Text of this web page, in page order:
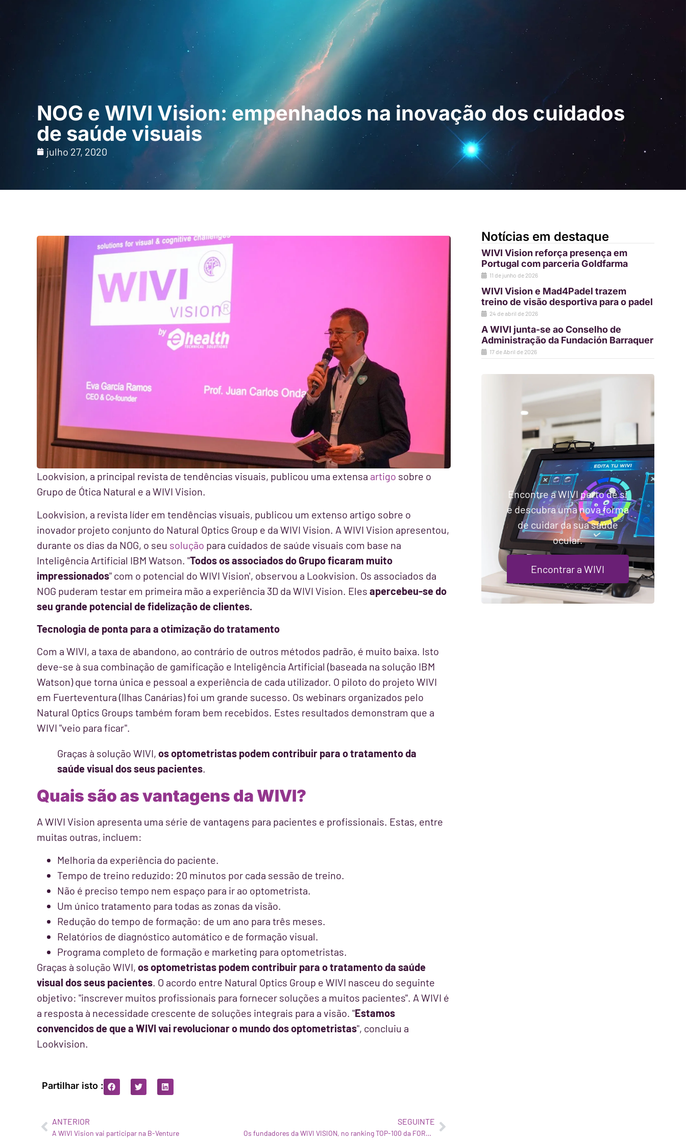
Para profissionais Para os doentes
Pedir uma
NOG e WIVI Vision: empenhados na inovação dos cuidados
de saúde visuais
julho 27, 2020
Lookvision, a principal revista de tendências visuais, publicou uma extensa artigo sobre o
Grupo de Ótica Natural e a WIVI Vision.
Lookvision, a revista líder em tendências visuais, publicou um extenso artigo sobre o
inovador projeto conjunto do Natural Optics Group e da WIVI Vision. A WIVI Vision apresentou,
durante os dias da NOG, o seu solução para cuidados de saúde visuais com base na
Inteligência Artificial IBM Watson. "Todos os associados do Grupo ficaram muito
impressionados" com o potencial do WIVI Vision', observou a Lookvision. Os associados da
NOG puderam testar em primeira mão a experiência 3D da WIVI Vision. Eles apercebeu-se do
seu grande potencial de fidelização de clientes.
Tecnologia de ponta para a otimização do tratamento
Com a WIVI, a taxa de abandono, ao contrário de outros métodos padrão, é muito baixa. Isto
deve-se à sua combinação de gamificação e Inteligência Artificial (baseada na solução IBM
Watson) que torna única e pessoal a experiência de cada utilizador. O piloto do projeto WIVI
em Fuerteventura (Ilhas Canárias) foi um grande sucesso. Os webinars organizados pelo
Natural Optics Groups também foram bem recebidos. Estes resultados demonstram que a
WIVI "veio para ficar".
Graças à solução WIVI, os optometristas podem contribuir para o tratamento da
saúde visual dos seus pacientes.
Quais são as vantagens da WIVI?
A WIVI Vision apresenta uma série de vantagens para pacientes e profissionais. Estas, entre
muitas outras, incluem:
Melhoria da experiência do paciente.
Tempo de treino reduzido: 20 minutos por cada sessão de treino.
Não é preciso tempo nem espaço para ir ao optometrista.
Um único tratamento para todas as zonas da visão.
Redução do tempo de formação: de um ano para três meses.
Relatórios de diagnóstico automático e de formação visual.
Programa completo de formação e marketing para optometristas.
Graças à solução WIVI, os optometristas podem contribuir para o tratamento da saúde
visual dos seus pacientes . O acordo entre Natural Optics Group e WIVI nasceu do seguinte
objetivo: "inscrever muitos profissionais para fornecer soluções a muitos pacientes". A WIVI é
a resposta à necessidade crescente de soluções integrais para a visão. "Estamos
convencidos de que a WIVI vai revolucionar o mundo dos optometristas", concluiu a
Lookvision.
Partilhar isto :
ANTERIOR
A WIVI Vision vai participar na B-Venture
SEGUINTE
Os fundadores da WIVI VISION, no ranking TOP-100 da FORBES ESPANHA
Notícias em destaque
WIVI Vision reforça presença em
Portugal com parceria Goldfarma
11 de junho de 2026
WIVI Vision e Mad4Padel trazem
treino de visão desportiva para o padel
24 de abril de 2026
A WIVI junta-se ao Conselho de
Administração da Fundación Barraquer
17 de Abril de 2026
Encontre a WIVI perto de si
e descubra uma nova forma
de cuidar da sua saúde
ocular.
Encontrar a WIVI